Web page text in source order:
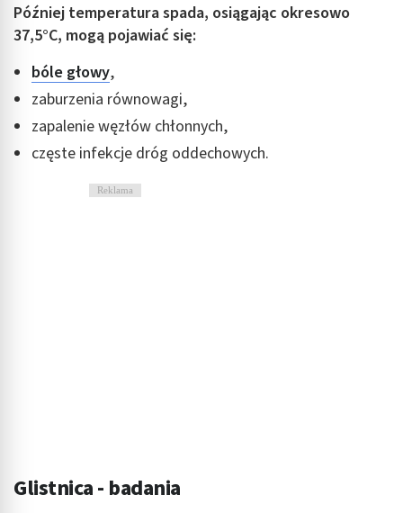
Później temperatura spada, osiągając okresowo
37,5°C, mogą pojawiać się:
bóle głowy,
zaburzenia równowagi,
zapalenie węzłów chłonnych,
częste infekcje dróg oddechowych.
Reklama
Glistnica - badania